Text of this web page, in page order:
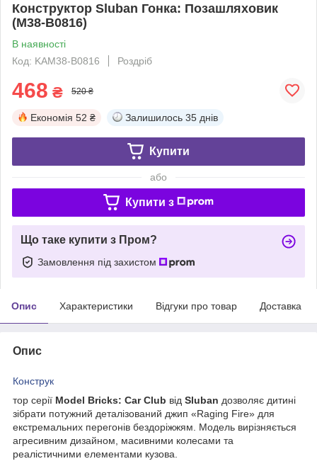
Конструктор Sluban Гонка: Позашляховик
(M38-B0816)
В наявності
Код: KAM38-B0816
Роздріб
468 ₴ 520 ₴
Економія 52 ₴ Залишилось 35 днів
Купити
або
Купити з
Що таке купити з Пром?
Замовлення під захистом
Опис Характеристики Відгуки про товар Доставка
Опис
Конструк
тор серії Model Bricks: Car Club від Sluban дозволяє дитині
зібрати потужний деталізований джип «Raging Fire» для
екстремальних перегонів бездоріжжям. Модель вирізняється
агресивним дизайном, масивними колесами та
реалістичними елементами кузова.